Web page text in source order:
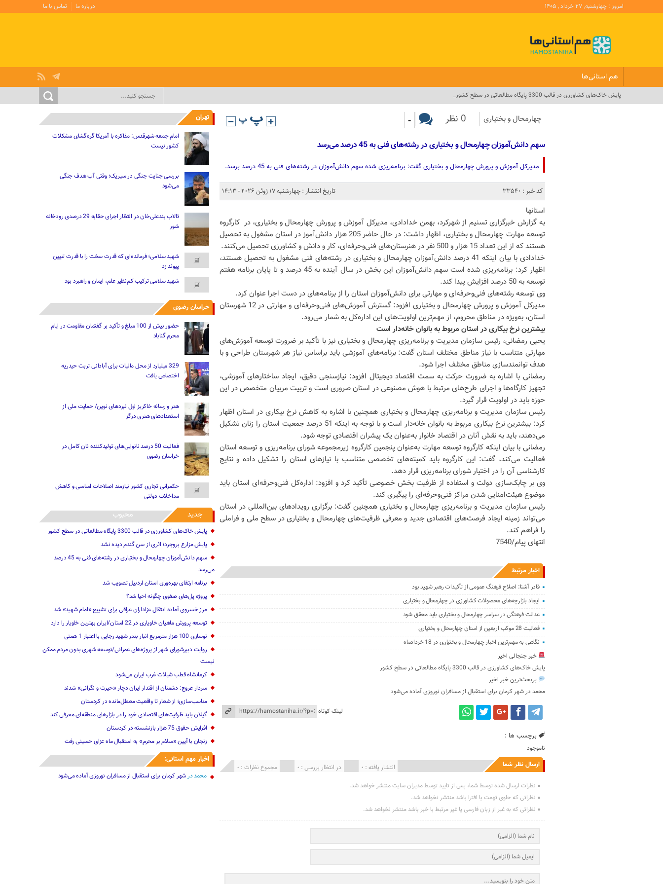
امروز : چهارشنبه, ۲۷ خرداد , ۱۴۰۵ درباره ما تماس با ما
هم استانی‌ها
پایش خاک‌های کشاورزی در قالب 3300 پایگاه مطالعاتی در سطح کشور_
چهارمحال و بختیاری 0 نظر -
سهم دانش‌آموزان چهارمحال و بختیاری در رشته‌های فنی به 45 درصد می‌رسد
مدیرکل آموزش و پرورش چهارمحال و بختیاری گفت: برنامه‌ریزی شده سهم دانش‌آموزان در رشته‌های فنی به 45 درصد برسد.
کد خبر : 33540
تاریخ انتشار : چهارشنبه 17 ژوئن 2026 - 14:13
استانها
به گزارش خبرگزاری تسنیم از شهرکرد، بهمن خدادادی، مدیرکل آموزش و پرورش چهارمحال و بختیاری، در کارگروه
توسعه مهارت چهارمحال و بختیاری، اظهار داشت: در حال حاضر 205 هزار دانش‌آموز در استان مشغول به تحصیل
هستند که از این تعداد 15 هزار و 500 نفر در هنرستان‌های فنی‌وحرفه‌ای، کار و دانش و کشاورزی تحصیل می‌کنند.
خدادادی با بیان اینکه 41 درصد دانش‌آموزان چهارمحال و بختیاری در رشته‌های فنی مشغول به تحصیل هستند،
اظهار کرد: برنامه‌ریزی شده است سهم دانش‌آموزان این بخش در سال آینده به 45 درصد و تا پایان برنامه هفتم
توسعه به 50 درصد افزایش پیدا کند.
وی توسعه رشته‌های فنی‌وحرفه‌ای و مهارتی برای دانش‌آموزان استان را از برنامه‌های در دست اجرا عنوان کرد.
مدیرکل آموزش و پرورش چهارمحال و بختیاری افزود: گسترش آموزش‌های فنی‌وحرفه‌ای و مهارتی در 12 شهرستان
استان، به‌ویژه در مناطق محروم، از مهم‌ترین اولویت‌های این اداره‌کل به شمار می‌رود.
بیشترین نرخ بیکاری در استان مربوط به بانوان خانه‌دار است
یحیی رمضانی، رئیس سازمان مدیریت و برنامه‌ریزی چهارمحال و بختیاری نیز با تأکید بر ضرورت توسعه آموزش‌های
مهارتی متناسب با نیاز مناطق مختلف استان گفت: برنامه‌های آموزشی باید براساس نیاز هر شهرستان طراحی و با
هدف توانمندسازی مناطق مختلف اجرا شود.
رمضانی با اشاره به ضرورت حرکت به سمت اقتصاد دیجیتال افزود: نیازسنجی دقیق، ایجاد ساختارهای آموزشی،
تجهیز کارگاه‌ها و اجرای طرح‌های مرتبط با هوش مصنوعی در استان ضروری است و تربیت مربیان متخصص در این
حوزه باید در اولویت قرار گیرد.
رئیس سازمان مدیریت و برنامه‌ریزی چهارمحال و بختیاری همچنین با اشاره به کاهش نرخ بیکاری در استان اظهار
کرد: بیشترین نرخ بیکاری مربوط به بانوان خانه‌دار است و با توجه به اینکه 51 درصد جمعیت استان را زنان تشکیل
می‌دهند، باید به نقش آنان در اقتصاد خانوار به‌عنوان یک پیشران اقتصادی توجه شود.
رمضانی با بیان اینکه کارگروه توسعه مهارت به‌عنوان پنجمین کارگروه زیرمجموعه شورای برنامه‌ریزی و توسعه استان
فعالیت می‌کند، گفت: این کارگروه باید کمیته‌های تخصصی متناسب با نیازهای استان را تشکیل داده و نتایج
کارشناسی آن را در اختیار شورای برنامه‌ریزی قرار دهد.
وی بر چابک‌سازی دولت و استفاده از ظرفیت بخش خصوصی تأکید کرد و افزود: اداره‌کل فنی‌وحرفه‌ای استان باید
موضوع هیئت‌امنایی شدن مراکز فنی‌وحرفه‌ای را پیگیری کند.
رئیس سازمان مدیریت و برنامه‌ریزی چهارمحال و بختیاری همچنین گفت: برگزاری رویدادهای بین‌المللی در استان
می‌تواند زمینه ایجاد فرصت‌های اقتصادی جدید و معرفی ظرفیت‌های چهارمحال و بختیاری در سطح ملی و فراملی
را فراهم کند.
انتهای پیام/7540
اخبار مرتبط
قادر آشنا: اصلاح فرهنگ عمومی از تأکیدات رهبر شهید بود
ایجاد بازارچه‌های محصولات کشاورزی در چهارمحال و بختیاری
عدالت فرهنگی در سراسر چهارمحال و بختیاری باید محقق شود
فعالیت 28 موکب اربعین از استان چهارمحال و بختیاری
نگاهی به مهم‌ترین اخبار چهارمحال و بختیاری در 18 خردادماه
خبر جنجالی اخیر
پایش خاک‌های کشاورزی در قالب 3300 پایگاه مطالعاتی در سطح کشور
پربحث‌ترین خبر اخیر
محمد درشهر کرمان برای استقبال از مسافران نوروزی آماده می‌شود
لینک کوتاه
برچسب ها :
ناموجود
ارسال نظر شما مجموع نظرات : 0 در انتظار بررسی : 0 انتشار یافته : 0
نظرات ارسال شده توسط شما، پس از تایید توسط مدیران سایت منتشر خواهد شد.
نظراتی که حاوی تهمت یا افترا باشد منتشر نخواهد شد.
نظراتی که به غیر از زبان فارسی یا غیر مرتبط با خبر باشد منتشر نخواهد شد.
تهران
امام جمعه شهرقدس: مذاکره با آمریکا گره‌گشای مشکلات
کشور نیست
بررسی جنایت جنگی در سیریک؛ وقتی آب هدف جنگی
می‌شود
تالاب بندعلی‌خان در انتظار اجرای حقابه 29 درصدی رودخانه
شور
شهید سلامی؛ فرمانده‌ای که قدرت سخت را با قدرت تبیین
پیوند زد
شهید سلامی ترکیب کم‌نظیر علم، ایمان و راهبرد بود
خراسان رضوی
حضور بیش از 100 مبلغ و تأکید بر گفتمان مقاومت در ایام
محرم گناباد
329 میلیارد از محل مالیات ‌برای آبادانی تربت حیدریه
اختصاص یافت
هنر و رسانه خاکریز اول نبردهای نوین/ حمایت ملی از
استعدادهای هنری درگز
فعالیت 50 درصد نانوایی‌های تولیدکننده نان کامل در
خراسان رضوی
حکمرانی تجاری کشور نیازمند اصلاحات اساسی و کاهش
مداخلات دولتی
جدید محبوب
پایش خاک‌های کشاورزی در قالب 3300 پایگاه مطالعاتی در سطح کشور
پایش مزارع بروجرد؛ اثری از سن گندم دیده نشد
سهم دانش‌آموزان چهارمحال و بختیاری در رشته‌های فنی به 45 درصد
می‌رسد
برنامه ارتقای بهره‌وری استان اردبیل تصویب شد
پروژه پل‌های صفوی چگونه احیا شد؟
مرز خسروی آماده انتقال عزاداران عراقی برای تشییع «امام شهید» شد
توسعه پرورش ماهیان خاویاری در 22 استان/ایران بهترین خاویار را دارد
نوسازی 100 هزار مترمربع انبار بندر شهید رجایی با اعتبار 1 همتی
روایت دبیرشورای شهر از پروژه‌های عمرانی/توسعه شهری بدون مردم ممکن
نیست
کرمانشاه قطب شیلات غرب ایران می‌شود
سردار عروج: دشمنان از اقتدار ایران دچار «حیرت و نگرانی» شدند
مناسب‌سازی؛ از شعار تا واقعیت معطل‌مانده در کردستان
گیلان باید ظرفیت‌های اقتصادی خود را در بازارهای منطقه‌ای معرفی کند
افزایش حقوق 75 هزار بازنشسته در کردستان
زنجان با آیین «سلام بر محرم» به استقبال ماه عزای حسینی رفت
اخبار مهم استانی:
محمددرشهر کرمان برای استقبال از مسافران نوروزی آماده می‌شود